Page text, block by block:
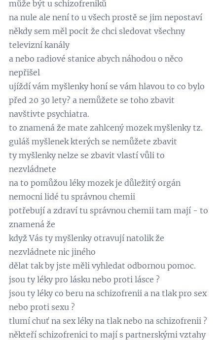
může být u schizofreniků
na nule ale není to u všech prostě se jim nepostaví
někdy sem měl pocit že chci sledovat všechny
televizní kanály
a nebo radiové stanice abych náhodou o něco
nepřišel
ujíždí vám myšlenky honí se vám hlavou to co bylo
před 20 30 lety? a nemůžete se toho zbavit
navštivte psychiatra.
to znamená že mate zahlcený mozek myšlenky tz.
guláš myšlenek kterých se nemůžete zbavit
ty myšlenky nelze se zbavit vlastí vůli to
nezvládnete
na to pomůžou léky mozek je důležitý orgán
nemocni lidé tu správnou chemii
potřebují a zdraví tu správnou chemii tam mají - to
znamená že
když Vás ty myšlenky otravují natolik že
nezvládnete nic jiného
dělat tak by jste měli vyhledat odbornou pomoc.
jsou ty léky pro lásku nebo proti lásce ?
jsou ty léky co beru na schizofrenii a na tlak pro sex
nebo proti sexu ?
tlumí chuť na sex léky na tlak nebo na schizofrenii ?
někteří schizofrenici to mají s partnerskými vztahy